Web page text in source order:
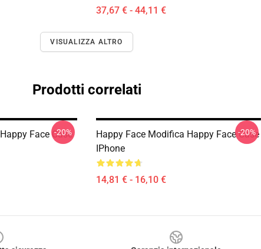
37,67 € - 44,11 €
VISUALIZZA ALTRO
Prodotti correlati
Face Case
-20%
Happy Face Modifica Happy Face Case
IPhone
14,81 € - 16,10 €
-20%